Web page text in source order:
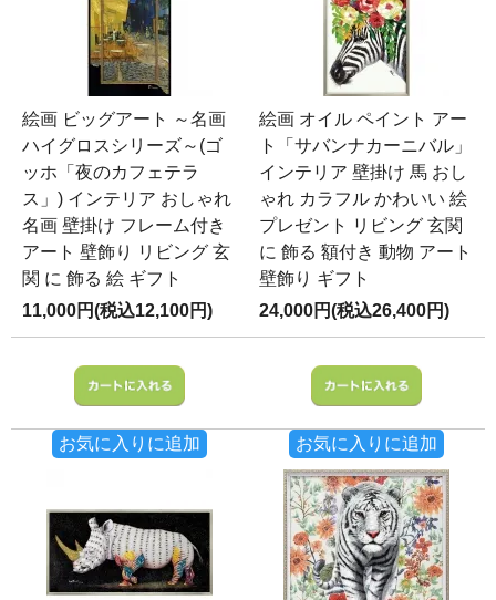
絵画 ビッグアート ～名画
ハイグロスシリーズ～(ゴ
ッホ「夜のカフェテラ
ス」) インテリア おしゃれ
名画 壁掛け フレーム付き
アート 壁飾り リビング 玄
関 に 飾る 絵 ギフト
11,000円(税込12,100円)
お気に入りに追加
絵画 オイル ペイント アー
ト「サバンナカーニバル」
インテリア 壁掛け 馬 おし
ゃれ カラフル かわいい 絵
プレゼント リビング 玄関
に 飾る 額付き 動物 アート
壁飾り ギフト
24,000円(税込26,400円)
お気に入りに追加